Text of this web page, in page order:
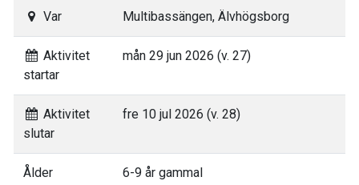
Var Multibassängen, Älvhögsborg
Aktivitet
startar
mån 29 jun 2026 (v. 27)
Aktivitet
slutar
fre 10 jul 2026 (v. 28)
Ålder 6-9 år gammal